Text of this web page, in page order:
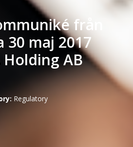
från
30 maj 2017
Holding AB
Regulatory